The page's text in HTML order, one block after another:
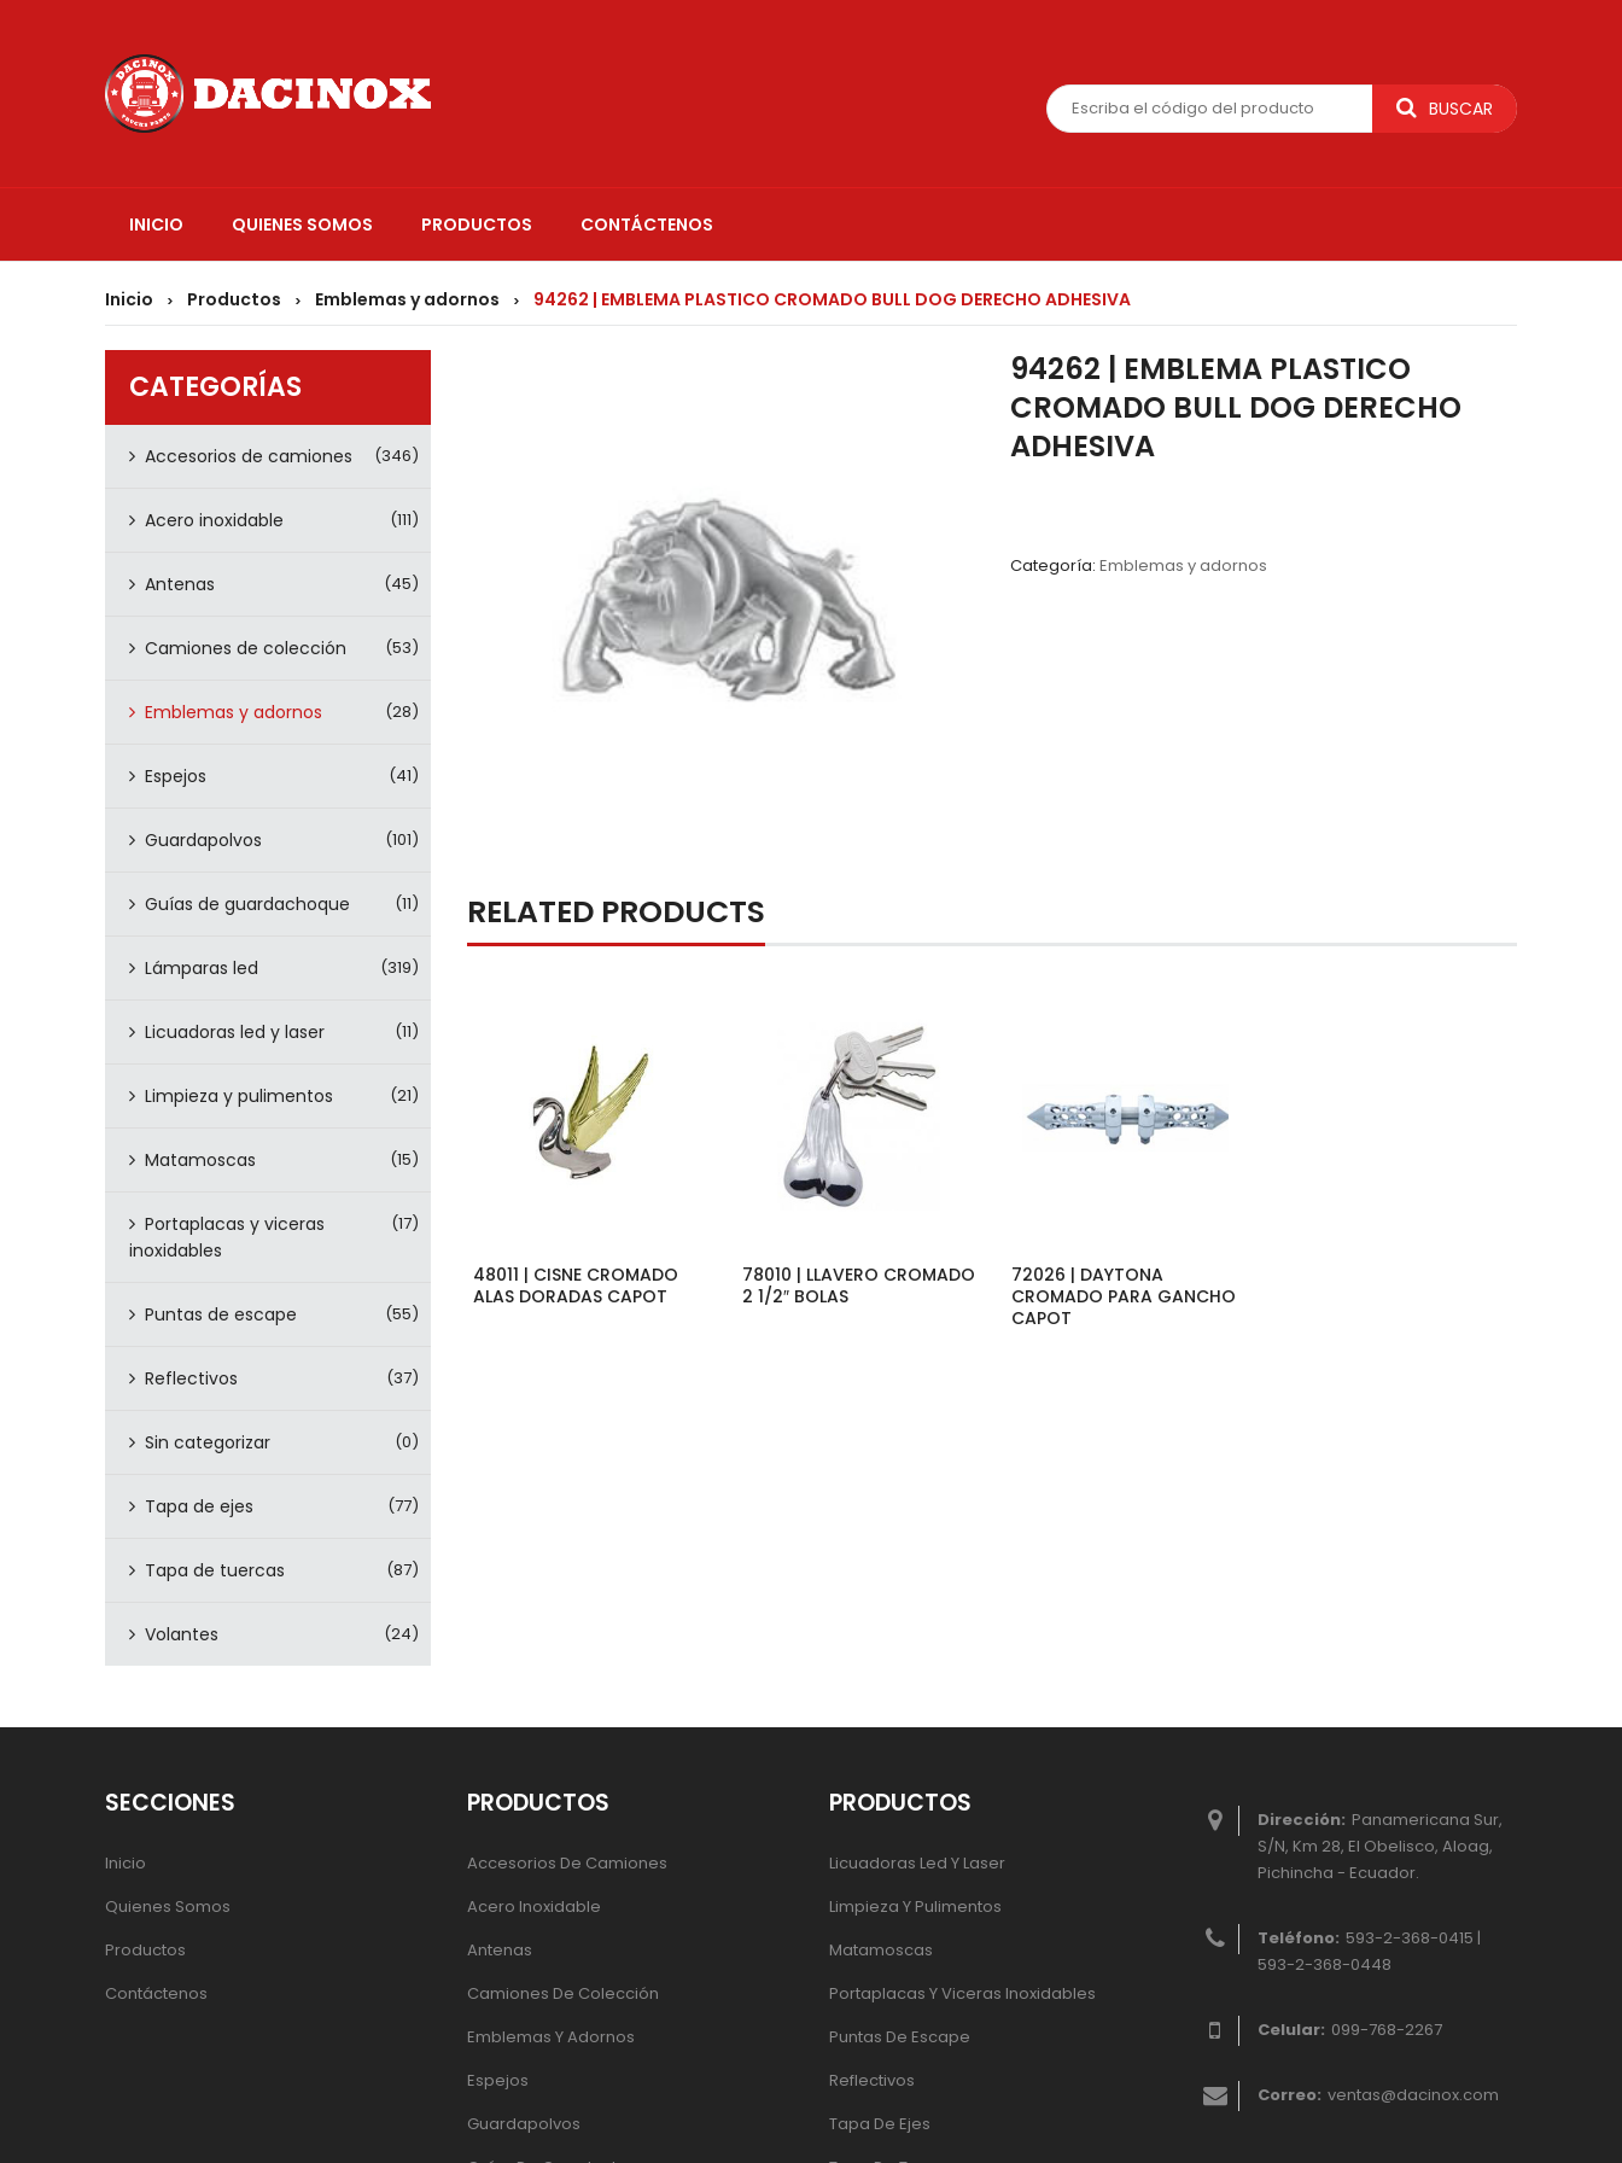
BUSCAR
INICIO QUIENES SOMOS PRODUCTOS CONTÁCTENOS
Inicio > Productos > Emblemas y adornos > 94262 | EMBLEMA PLASTICO CROMADO BULL DOG DERECHO ADHESIVA
CATEGORÍAS
Accesorios de camiones (346)
Acero inoxidable (111)
Antenas (45)
Camiones de colección (53)
Emblemas y adornos (28)
Espejos (41)
Guardapolvos (101)
Guías de guardachoque (11)
Lámparas led (319)
Licuadoras led y laser (11)
Limpieza y pulimentos (21)
Matamoscas (15)
Portaplacas y viceras
inoxidables
(17)
Puntas de escape (55)
Reflectivos (37)
Sin categorizar (0)
Tapa de ejes (77)
Tapa de tuercas (87)
Volantes (24)
94262 | EMBLEMA PLASTICO
CROMADO BULL DOG DERECHO
ADHESIVA
Categoría: Emblemas y adornos
RELATED PRODUCTS
48011 | CISNE CROMADO
ALAS DORADAS CAPOT
78010 | LLAVERO CROMADO
2 1/2″ BOLAS
72026 | DAYTONA
CROMADO PARA GANCHO
CAPOT
Dirección: Panamericana Sur,
S/N, Km 28, El Obelisco, Aloag,
Pichincha - Ecuador.
Teléfono: 593-2-368-0415 |
593-2-368-0448
Celular: 099-768-2267
Correo: ventas@dacinox.com
SECCIONES
Inicio
Quienes Somos
Productos
Contáctenos
PRODUCTOS
Accesorios De Camiones
Acero Inoxidable
Antenas
Camiones De Colección
Emblemas Y Adornos
Espejos
Guardapolvos
PRODUCTOS
Licuadoras Led Y Laser
Limpieza Y Pulimentos
Matamoscas
Portaplacas Y Viceras Inoxidables
Puntas De Escape
Reflectivos
Tapa De Ejes